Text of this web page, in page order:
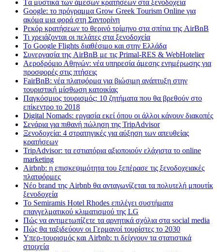
Tα μυστικά των άμεσων κρατήσεων στα ξενοδοχεία
Google: το πρόγραμμα Grow Greek Tourism Online για
ακόμα μια φορά στη Σαντορίνη
Ρεκόρ κρατήσεων το θερινό τρίμηνο στα σπίτια της AirBnB
Τι χρειάζονται οι πελάτες στα ξενοδοχεία
Το Google Flights διαθέσιμο και στην Ελλάδα
Συνεργασία​ ​της​ ​AirBnB​ ​με​ ​τις​ ​Primal-RES​ ​&​ ​WebHotelier
Aεροδρόμιο Αθηνών: νέα υπηρεσία άμεσης ενημέρωσης για
προσφορές στις πτήσεις
FairBnB: νέα πλατφόρμα για βιώσιμη ανάπτυξη στην
τουριστική μίσθωση κατοικίας
Παγκόσμιος τουρισμός: 10 ζητήματα που θα βρεθούν στο
επίκεντρο το 2018
Digital Nomads: εργασία εκεί όπου οι άλλοι κάνουν διακοπές
Σενάρια για πιθανή πώληση της TripAdvisor
Ξενοδοχεία: 4 στρατηγικές για αύξηση των απευθείας
κρατήσεων
TripAdvisor: τα εστιατόρια αξιοποιούν ελάχιστα το online
marketing
Airbnb: η επισκεψιμότητα του ξεπέρασε τις ξενοδοχειακές
πλατφόρμες
Nέο brand της Airbnb θα ανταγωνίζεται τα πολυτελή μπουτίκ
ξενοδοχεία
Το Semiramis Hotel Rhodes επιλέγει συστήματα
επαγγελματικού κλιματισμού της LG
Πώς να αντιμετωπίζετε τα αρνητικά σχόλια στα social media
Πώς θα ταξιδεύουν οι Γερμανοί τουρίστες το 2030
Υπερ-τουρισμός και Airbnb: τι δείχνουν τα στατιστικά
στοιχεία